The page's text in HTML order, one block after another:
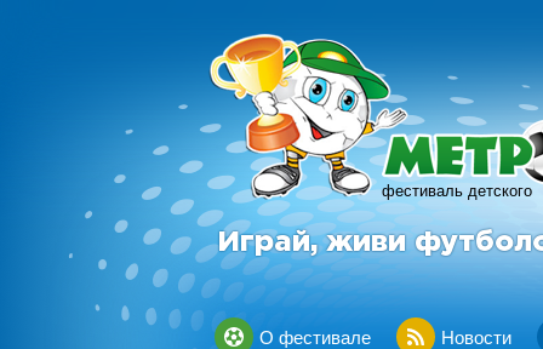
фестиваль детского
Играй, живи
О фестивале Новости